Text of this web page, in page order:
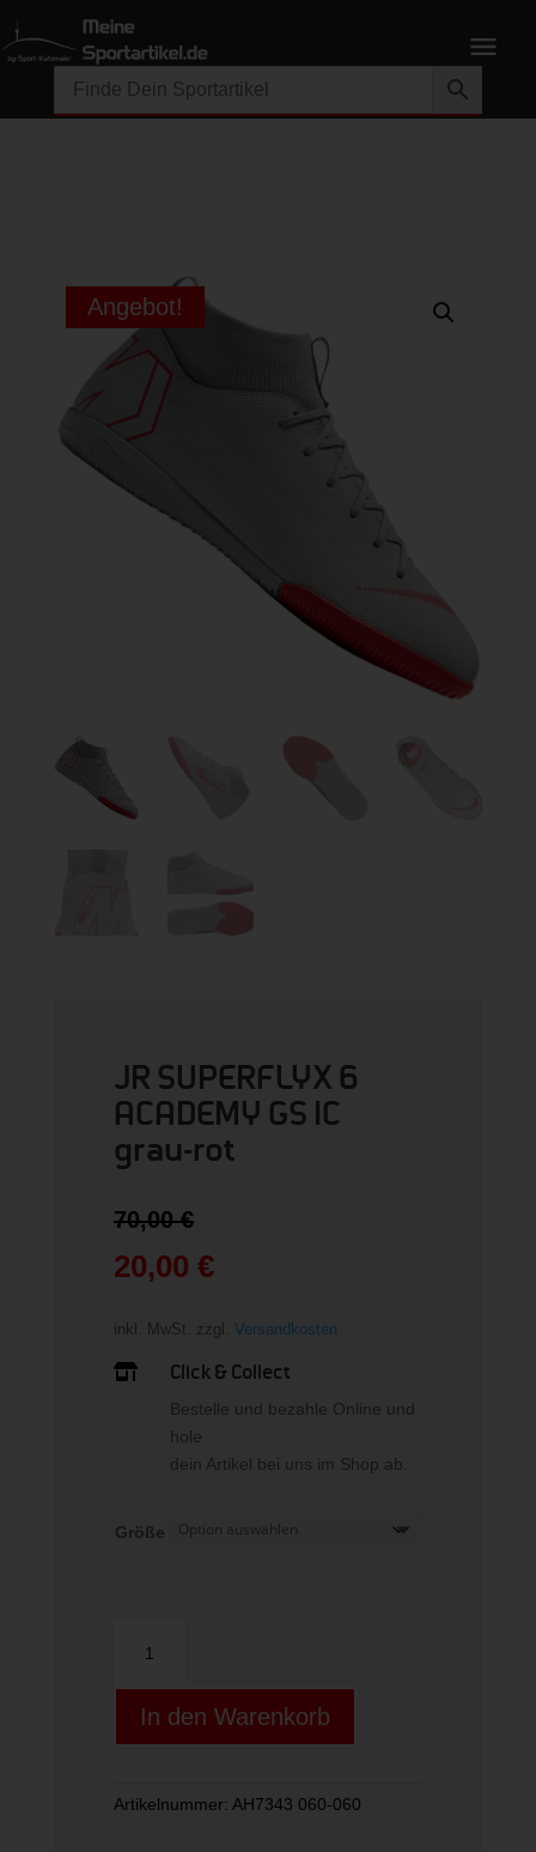
Angebot!
JR SUPERFLYX 6
ACADEMY GS IC
grau-rot
70,00€Preis
war:
70,00 €
20,00 €
Aktueller
Preis
20,00 €.
inkl. MwSt. zzgl. Versandkosten
 Click & Collect
Bestelle und bezahle Online und
hole
dein Artikel bei uns im Shop ab.
Größe
SUPERFLYX
6
ACADEMY
GS
grau-
In den Warenkorb
Artikelnummer: AH7343 060-060